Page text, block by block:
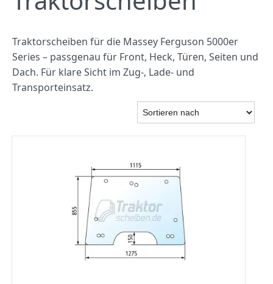
Traktorscheiben für die Massey Ferguson 5000er
Series – passgenau für Front, Heck, Türen, Seiten und
Dach. Für klare Sicht im Zug‑, Lade‑ und
Transporteinsatz.